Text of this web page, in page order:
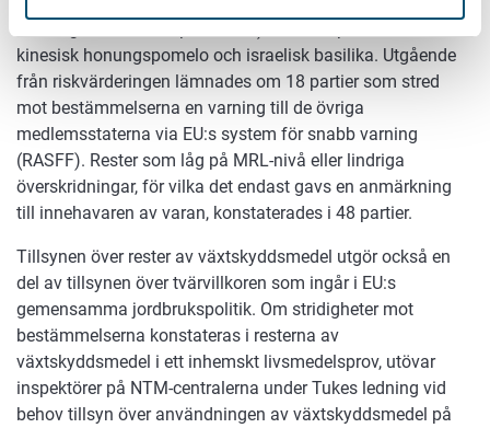
kinesisk honungspomelo och israelisk basilika. Utgående
från riskvärderingen lämnades om 18 partier som stred
mot bestämmelserna en varning till de övriga
medlemsstaterna via EU:s system för snabb varning
(RASFF). Rester som låg på MRL-nivå eller lindriga
överskridningar, för vilka det endast gavs en anmärkning
till innehavaren av varan, konstaterades i 48 partier.
Tillsynen över rester av växtskyddsmedel utgör också en
del av tillsynen över tvärvillkoren som ingår i EU:s
gemensamma jordbrukspolitik. Om stridigheter mot
bestämmelserna konstateras i resterna av
växtskyddsmedel i ett inhemskt livsmedelsprov, utövar
inspektörer på NTM-centralerna under Tukes ledning vid
behov tillsyn över användningen av växtskyddsmedel på